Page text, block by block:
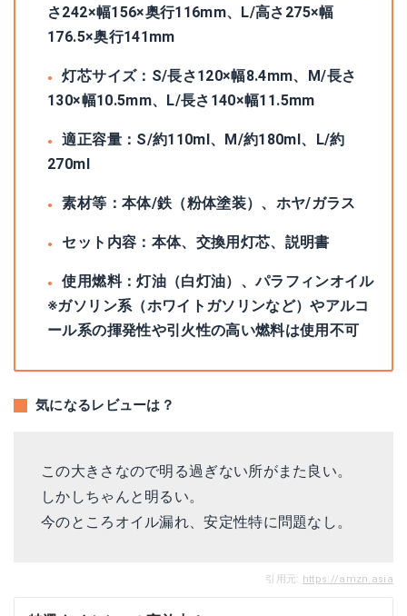
さ242×幅156×奥行116mm、L/高さ275×幅
176.5×奥行141mm
灯芯サイズ：S/長さ120×幅8.4mm、M/長さ
130×幅10.5mm、L/長さ140×幅11.5mm
適正容量：S/約110ml、M/約180ml、L/約
270ml
素材等：本体/鉄（粉体塗装）、ホヤ/ガラス
セット内容：本体、交換用灯芯、説明書
使用燃料：灯油（白灯油）、パラフィンオイル
※ガソリン系（ホワイトガソリンなど）やアルコ
ール系の揮発性や引火性の高い燃料は使用不可
気になるレビューは？
この大きさなので明る過ぎない所がまた良い。
しかしちゃんと明るい。
今のところオイル漏れ、安定性特に問題なし。
引用元: https://amzn.asia